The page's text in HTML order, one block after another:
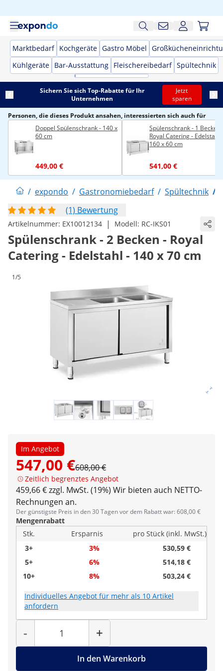
Marktbedarf Kochgeräte Gastro Möbel
Kühlgeräte Bar-Ausstattung Fleischereibedarf Spültechnik
Sichern Sie sich Top-Rabatte für Ihr
Unternehmen
Jetzt
sparen
Personen, die dieses Produkt ansahen, interessierten sich auch für
Doppel Spülenschrank - 140 x
60 cm
449,00 €
Spülenschrank - 1 Becken
Royal Catering - Edelstahl -
160 x 60 cm
541,00 €
/ expondo / Gastronomiebedarf / Spültechnik /
(1) Bewertung
Artikelnummer: EX10012134 | Modell: RC-IKS01
Spülenschrank - 2 Becken - Royal
Catering - Edelstahl - 140 x 70 cm
1/5
Im Angebot
547,00 €608,00 €
Zeitlich begrenztes Angebot
459,66 € zzgl. MwSt. (19%) Wir bieten auch NETTO-
Rechnungen an.
Der günstigste Preis in den 30 Tagen vor dem Rabatt war: 608,00 €
Mengenrabatt
Stk.
Ersparnis
pro Stück (inkl. MwSt.)
3+
3%
530,59 €
5+
6%
514,18 €
10+
8% 503,24 €
Individuelles Angebot für mehr als 10 Artikel
anfordern
-
Menge
+
In den Warenkorb